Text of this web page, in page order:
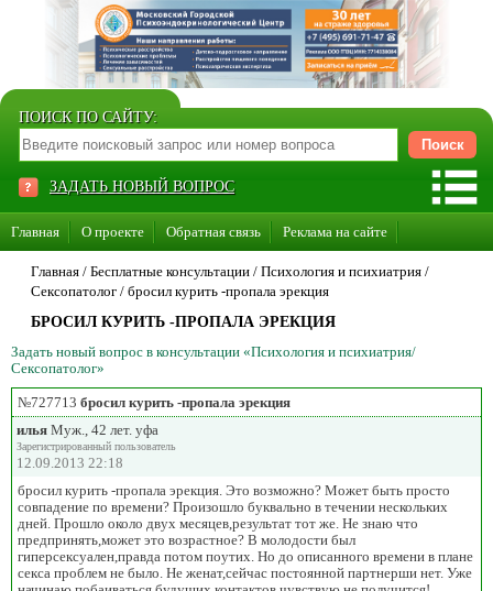
ПОИСК ПО САЙТУ:
ЗАДАТЬ НОВЫЙ ВОПРОС
Главная О проекте Обратная связь Реклама на сайте
Стать консультантом нашего сайта
Главная / Бесплатные консультации / Психология и психиатрия /
Сексопатолог / бросил курить -пропала эрекция
БРОСИЛ КУРИТЬ -ПРОПАЛА ЭРЕКЦИЯ
Задать новый вопрос в консультации «Психология и психиатрия/
Сексопатолог»
№727713 бросил курить -пропала эрекция
илья Муж., 42 лет. уфа
Зарегистрированный пользователь
12.09.2013 22:18
бросил курить -пропала эрекция. Это возможно? Может быть просто
совпадение по времени? Произошло буквально в течении нескольких
дней. Прошло около двух месяцев,результат тот же. Не знаю что
предпринять,может это возрастное? В молодости был
гиперсексуален,правда потом поутих. Но до описанного времени в плане
секса проблем не было. Не женат,сейчас постоянной партнерши нет. Уже